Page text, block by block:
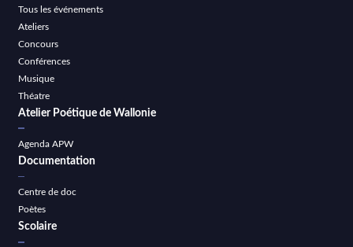
Tous les événements
Ateliers
Concours
Conférences
Musique
Théatre
Atelier Poétique de Wallonie
Agenda APW
Documentation
Centre de doc
Poètes
Scolaire